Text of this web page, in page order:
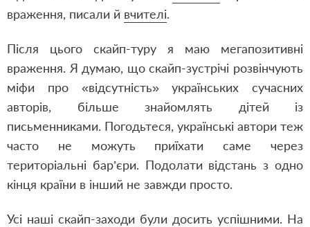
враження, писали й вчителі.
Після цього скайп-туру я маю мегапозитивні
враження. Я думаю, що скайп-зустрічі розвінчують
міфи про «відсутність» українських сучасних
авторів, більше знайомлять дітей із
письменниками. Погодьтеся, українські автори теж
часто не можуть приїхати саме через
територіальні бар’єри. Подолати відстань з одно
кінця країни в інший не завжди просто.
Усі наші скайп-заходи були досить успішними. На